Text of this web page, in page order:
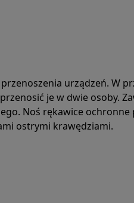
urządzeń. W
je w dwie osoby.
Noś rękawice ochronne
ostrymi krawędziami.